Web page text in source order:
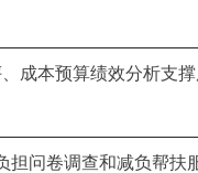
成本预算绩效分析支
担问卷调查和减负帮扶